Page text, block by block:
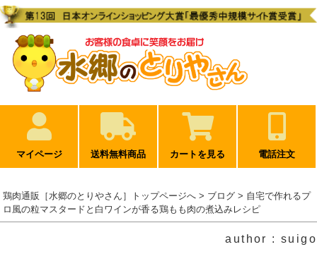
マイページ 送料無料商品 カートを見る 電話注文
鶏肉通販［水郷のとりやさん］トップページへ > ブログ > 自宅で作れるプ
ロ風の粒マスタードと白ワインが香る鶏もも肉の煮込みレシピ
author : suigo